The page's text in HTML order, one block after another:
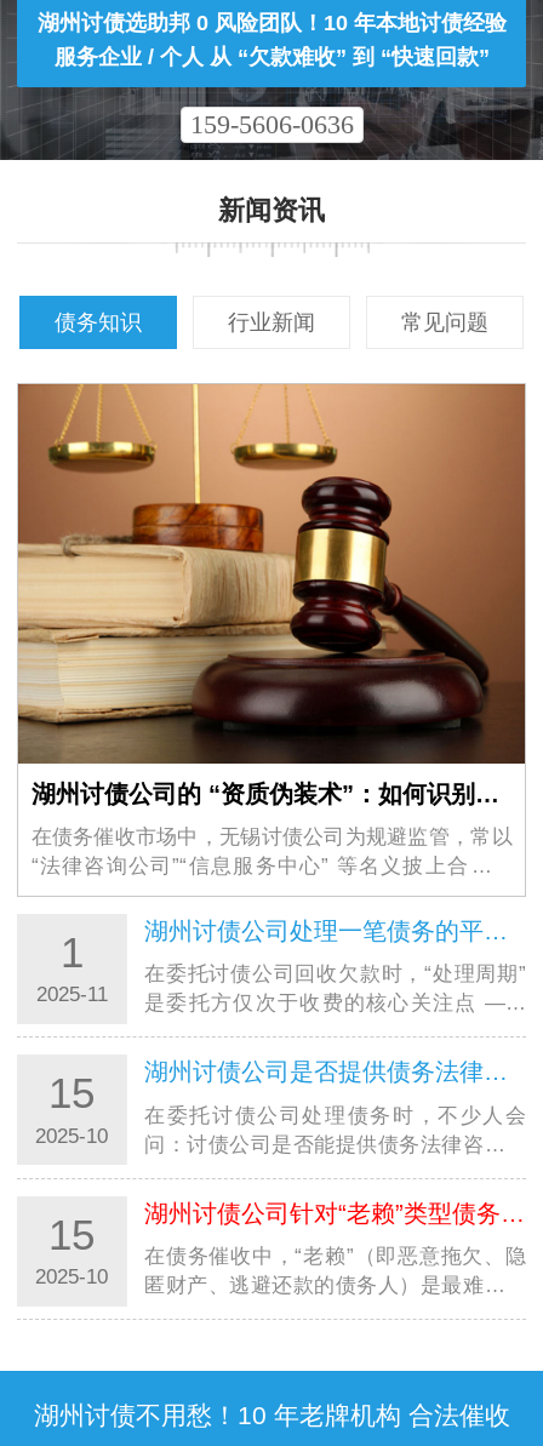
湖州讨债选助邦 0 风险团队！10 年本地讨债经验
服务企业 / 个人 从 “欠款难收” 到 “快速回款”
159-5606-0636
新闻资讯
债务知识 行业新闻 常见问题
湖州讨债公司的 “资质伪装术”：如何识别虚假的 “法律咨询” 外衣？
在债务催收市场中，无锡讨债公司为规避监管，常以
“法律咨询公司”“信息服务中心” 等名义披上合法外
衣，其隐蔽性极强的 “资质伪装术” 让不少债权人掉入
陷阱。这些机构看似持有工商营业执照，实则…
1
2025-11
湖州讨债公司处理一笔债务的平均周期大概是多久？
在委托讨债公司回收欠款时，“处理周期”
是委托方仅次于收费的核心关注点 ——
毕竟资金回笼速度直接影响个人周转或企
业运营。结合合肥讨债公司的实际服务数
据来看，债务处理并无统一周期，从 1 个
月…
15
2025-10
湖州讨债公司是否提供债务法律咨询服务？是否额外收费？
在委托讨债公司处理债务时，不少人会
问：讨债公司是否能提供债务法律咨询？
是否需要额外花钱？尤其在西安，面对不
同规模的西安讨债公司，明确其法律咨询
服务的 “范围” 与 “收费规则”，既能避免
误…
15
2025-10
湖州讨债公司针对“老赖”类型债务人，有特殊催收方案吗？
在债务催收中，“老赖”（即恶意拖欠、隐
匿财产、逃避还款的债务人）是最难处理
的群体，不少人好奇：讨债公司是否有针
及跨省 “老赖” 的多样规避手段，西安讨
债…
湖州讨债不用愁！10 年老牌机构 合法催收